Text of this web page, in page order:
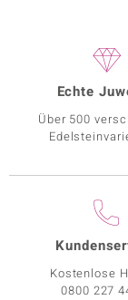
Echte
Über 500
Kostenlose
0800 227